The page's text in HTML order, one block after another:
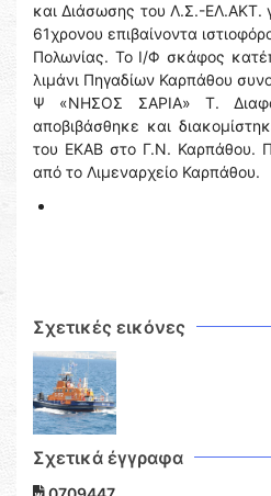
και Διάσωσης του Λ.Σ.-ΕΛ.ΑΚΤ.
61χρονου επιβαίνοντα
Πολωνίας. Το Ι/Φ σκάφος
λιμάνι Πηγαδίων Καρπάθου
Ψ «ΝΗΣΟΣ ΣΑΡΙΑ» Τ.
αποβιβάσθηκε και
του ΕΚΑΒ στο Γ.Ν. Καρπάθου.
από το Λιμεναρχείο Καρπάθου.
Σχετικές εικόνες
Σχετικά έγγραφα